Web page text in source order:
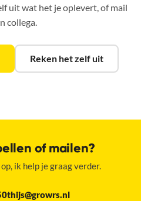
uit wat het je oplevert, of mail
collega.
Reken het zelf uit
of mailen?
ik help je graag verder.
thijs@growrs.nl